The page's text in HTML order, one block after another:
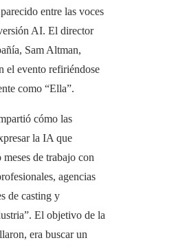
entre las voces
AI. El director
Sam Altman,
el evento refiriéndose
como “Ella”.
cómo las
la IA que
de trabajo con
agencias
de casting y
El objetivo de la
era buscar un